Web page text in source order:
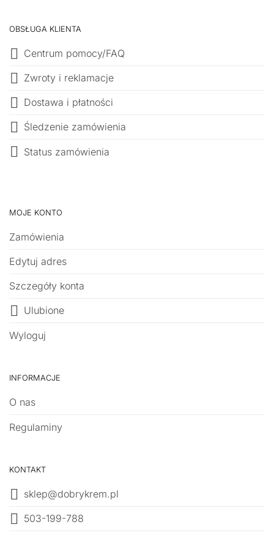
OBSŁUGA KLIENTA
Centrum pomocy/FAQ
Zwroty i reklamacje
Dostawa i płatności
Śledzenie zamówienia
Status zamówienia
MOJE KONTO
Zamówienia
Edytuj adres
Szczegóły konta
Ulubione
Wyloguj
INFORMACJE
O nas
Regulaminy
KONTAKT
sklep@dobrykrem.pl
503-199-788